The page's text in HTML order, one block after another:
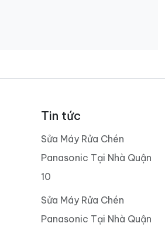
Tin tức
Sửa Máy Rửa Chén
Panasonic Tại Nhà Quận
10
Sửa Máy Rửa Chén
Panasonic Tại Nhà Quận